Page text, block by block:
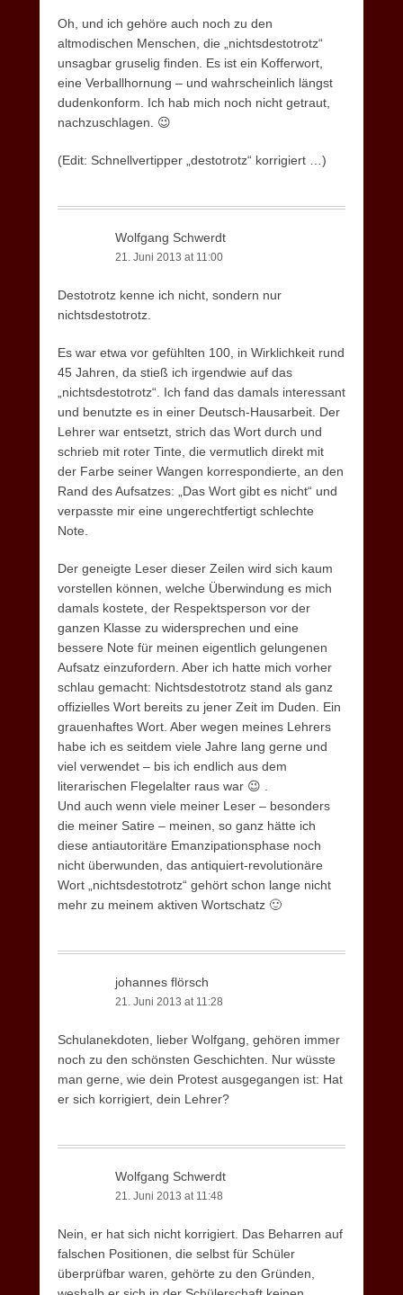
Oh, und ich gehöre auch noch zu den
altmodischen Menschen, die „nichtsdestotrotz“
unsagbar gruselig finden. Es ist ein Kofferwort,
eine Verballhornung – und wahrscheinlich längst
dudenkonform. Ich hab mich noch nicht getraut,
nachzuschlagen. 😉
(Edit: Schnellvertipper „destotrotz“ korrigiert …)
Wolfgang Schwerdt
21. Juni 2013 at 11:00
Destotrotz kenne ich nicht, sondern nur
nichtsdestotrotz.
Es war etwa vor gefühlten 100, in Wirklichkeit rund
45 Jahren, da stieß ich irgendwie auf das
„nichtsdestotrotz“. Ich fand das damals interessant
und benutzte es in einer Deutsch-Hausarbeit. Der
Lehrer war entsetzt, strich das Wort durch und
schrieb mit roter Tinte, die vermutlich direkt mit
der Farbe seiner Wangen korrespondierte, an den
Rand des Aufsatzes: „Das Wort gibt es nicht“ und
verpasste mir eine ungerechtfertigt schlechte
Note.
Der geneigte Leser dieser Zeilen wird sich kaum
vorstellen können, welche Überwindung es mich
damals kostete, der Respektsperson vor der
ganzen Klasse zu widersprechen und eine
bessere Note für meinen eigentlich gelungenen
Aufsatz einzufordern. Aber ich hatte mich vorher
schlau gemacht: Nichtsdestotrotz stand als ganz
offizielles Wort bereits zu jener Zeit im Duden. Ein
grauenhaftes Wort. Aber wegen meines Lehrers
habe ich es seitdem viele Jahre lang gerne und
viel verwendet – bis ich endlich aus dem
literarischen Flegelalter raus war 😉 .
Und auch wenn viele meiner Leser – besonders
die meiner Satire – meinen, so ganz hätte ich
diese antiautoritäre Emanzipationsphase noch
nicht überwunden, das antiquiert-revolutionäre
Wort „nichtsdestotrotz“ gehört schon lange nicht
mehr zu meinem aktiven Wortschatz 🙂
johannes flörsch
21. Juni 2013 at 11:28
Schulanekdoten, lieber Wolfgang, gehören immer
noch zu den schönsten Geschichten. Nur wüsste
man gerne, wie dein Protest ausgegangen ist: Hat
er sich korrigiert, dein Lehrer?
Wolfgang Schwerdt
21. Juni 2013 at 11:48
Nein, er hat sich nicht korrigiert. Das Beharren auf
falschen Positionen, die selbst für Schüler
überprüfbar waren, gehörte zu den Gründen,